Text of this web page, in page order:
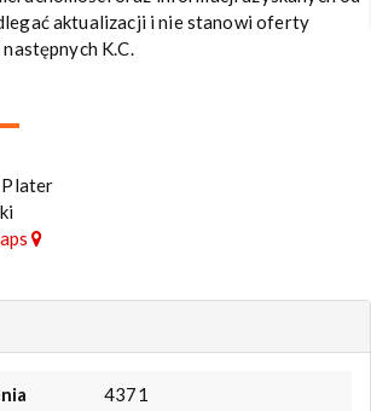
aktualizacji i nie stanowi oferty
K.C.
Plater
4371